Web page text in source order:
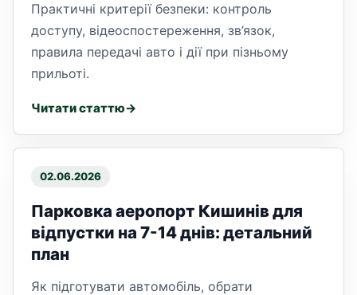
Практичні критерії безпеки: контроль
доступу, відеоспостереження, зв’язок,
правила передачі авто і дії при пізньому
прильоті.
Читати статтю
02.06.2026
Парковка аеропорт Кишинів для
відпустки на 7-14 днів: детальний
план
Як підготувати автомобіль, обрати